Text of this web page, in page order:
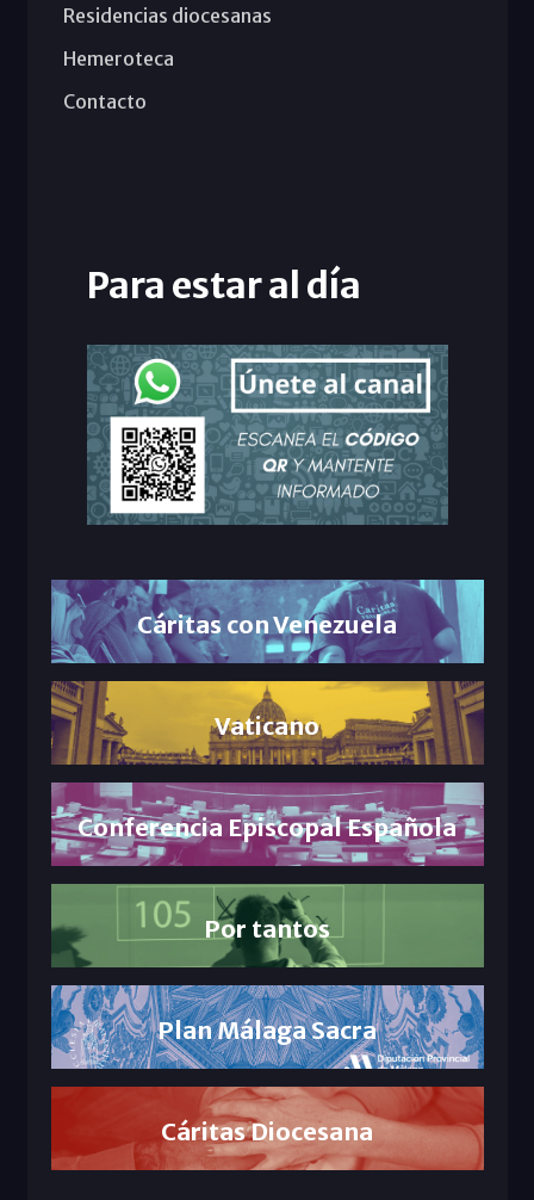
Residencias diocesanas
Hemeroteca
Contacto
Para estar al día
Cáritas con Venezuela
Vaticano
Conferencia Episcopal Española
Por tantos
Plan Málaga Sacra
Cáritas Diocesana